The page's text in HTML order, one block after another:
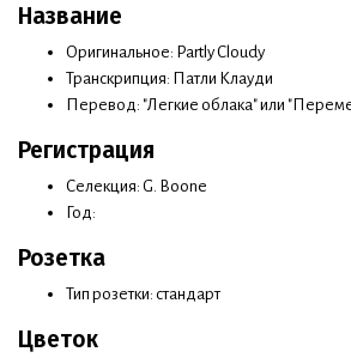
Название
Оригинальное: Partly Cloudy
Транскрипция: Патли Клaуди
Перевод: "Легкие облака" или
Регистрация
Селекция: G. Boone
Год:
Розетка
Тип розетки: стандарт
Цветок